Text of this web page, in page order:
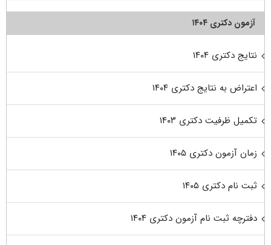
آزمون دکتری ۱۴۰۴
نتایج دکتری ۱۴۰۴
اعتراض به نتایج دکتری ۱۴۰۴
تکمیل ظرفیت دکتری ۱۴۰۳
زمان آزمون دکتری ۱۴۰۵
ثبت نام دکتری ۱۴۰۵
دفترچه ثبت نام آزمون دکتری ۱۴۰۴